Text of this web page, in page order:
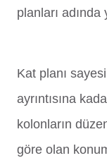
planları
Kat planı
ayrıntısına
kolonların
göre olan